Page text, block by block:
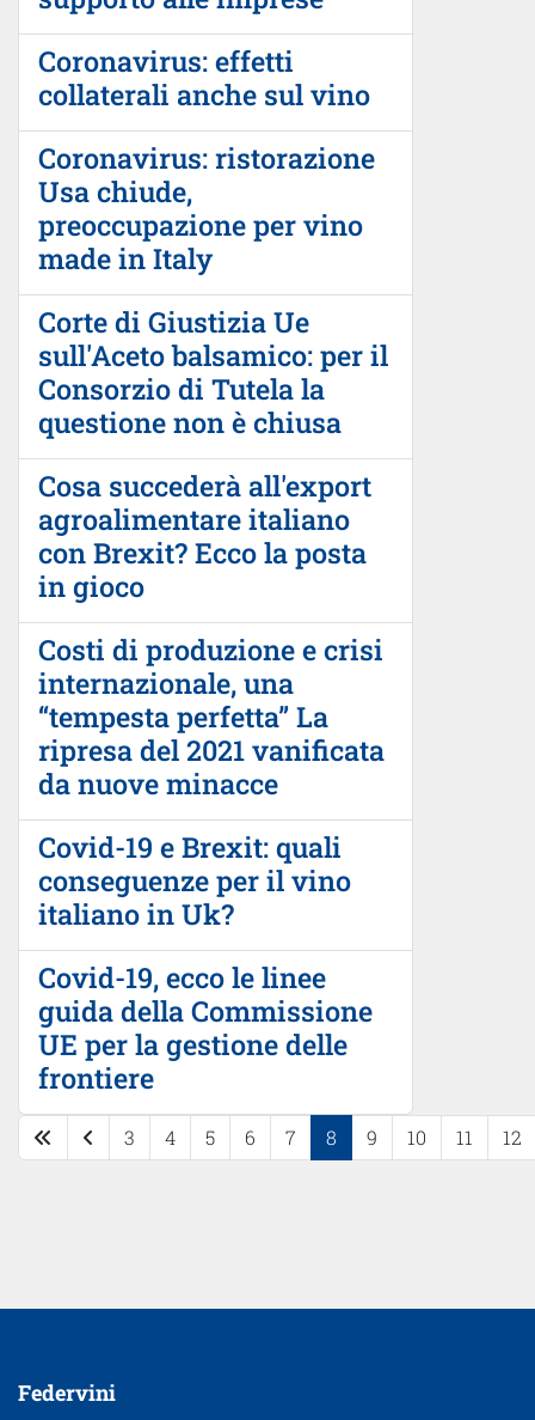
Coronavirus: effetti
collaterali anche sul vino
Coronavirus: ristorazione
Usa chiude,
preoccupazione per vino
made in Italy
Corte di Giustizia Ue
sull'Aceto balsamico: per il
Consorzio di Tutela la
questione non è chiusa
Cosa succederà all'export
agroalimentare italiano
con Brexit? Ecco la posta
in gioco
Costi di produzione e crisi
internazionale, una
“tempesta perfetta” La
ripresa del 2021 vanificata
da nuove minacce
Covid-19 e Brexit: quali
conseguenze per il vino
italiano in Uk?
Covid-19, ecco le linee
guida della Commissione
UE per la gestione delle
frontiere
Pagina 8 di 37
3 4 5 6 7 8 9 10 11 12
Federvini